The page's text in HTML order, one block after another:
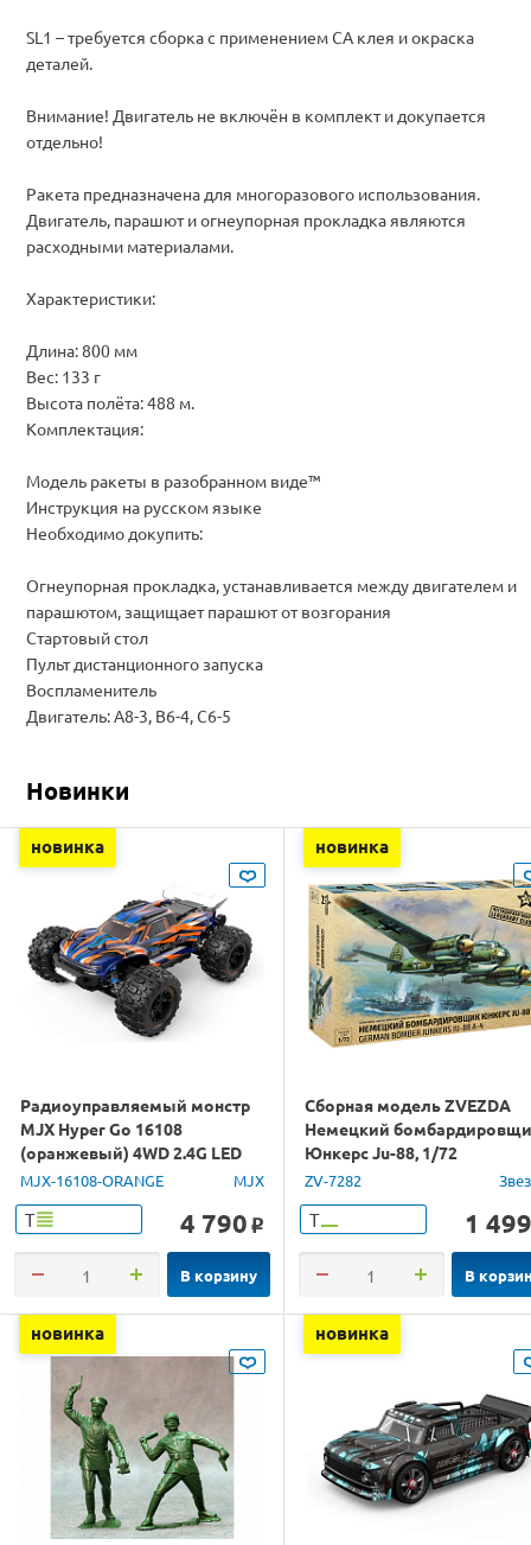
SL1 – требуется сборка с применением CA клея и окраска
деталей.
Внимание! Двигатель не включён в комплект и докупается
отдельно!
Ракета предназначена для многоразового использования.
Двигатель, парашют и огнеупорная прокладка являются
расходными материалами.
Характеристики:
Длина: 800 мм
Вес: 133 г
Высота полёта: 488 м.
Комплектация:
Модель ракеты в разобранном виде™
Инструкция на русском языке
Необходимо докупить:
Огнеупорная прокладка, устанавливается между двигателем и
парашютом, защищает парашют от возгорания
Стартовый стол
Пульт дистанционного запуска
Воспламенитель
Двигатель: A8-3, B6-4, C6-5
Новинки
новинка
Радиоуправляемый монстр
MJX Hyper Go 16108
(оранжевый) 4WD 2.4G LED
1/16 RTR
MJX-16108-ORANGE MJX
Т 4 790 o
В корзину
новинка
Сборная модель ZVEZDA
Немецкий
Юнкерс Ju-88, 1/72
ZV-7282
Т 1 499
В
новинка новинка